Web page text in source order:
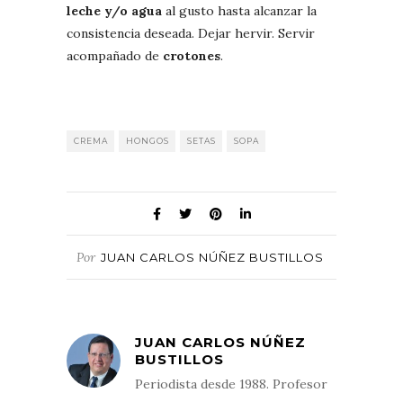
leche y/o agua al gusto hasta alcanzar la
consistencia deseada. Dejar hervir. Servir
acompañado de crotones.
CREMA HONGOS SETAS SOPA
Por JUAN CARLOS NÚÑEZ BUSTILLOS
JUAN CARLOS NÚÑEZ
BUSTILLOS
Periodista desde 1988. Profesor